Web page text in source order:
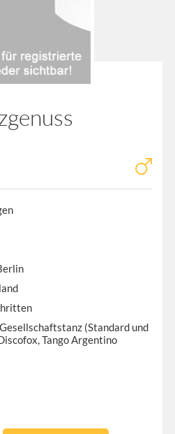
(Standard und
Tango Argentino